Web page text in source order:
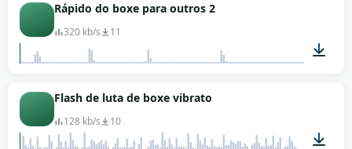
Rápido do boxe para outros 2
320 kb/s 11
Flash de luta de boxe vibrato
128 kb/s 10